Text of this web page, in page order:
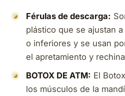
Férulas de descarga:
plástico que se ajustan
o inferiores y se usan
el apretamiento y
BOTOX DE ATM: El
los músculos de la